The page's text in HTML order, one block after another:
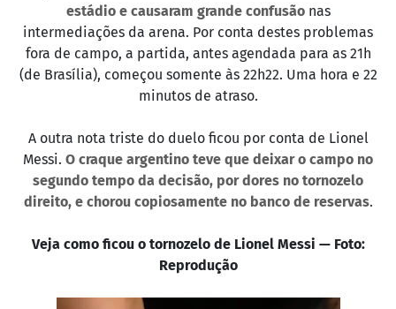
estádio e causaram grande confusãonas
intermediações da arena. Por conta destes problemas
fora de campo, a partida, antes agendada para as 21h
(de Brasília), começou somente às 22h22. Uma hora e 22
minutos de atraso.
A outra nota triste do duelo ficou por conta de Lionel
Messi. O craque argentino teve que deixar o campo no
segundo tempo da decisão, por dores no tornozelo
direito, e chorou copiosamente no banco de reservas.
Veja como ficou o tornozelo de Lionel Messi — Foto:
Reprodução